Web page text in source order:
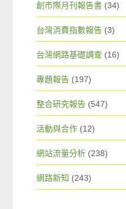
創市際月刊報告書 (34)
台灣消費指數報告 (3)
台灣網路基礎調查 (16)
專題報告 (197)
整合研究報告 (547)
活動與合作 (12)
網站流量分析 (238)
網路新知 (243)